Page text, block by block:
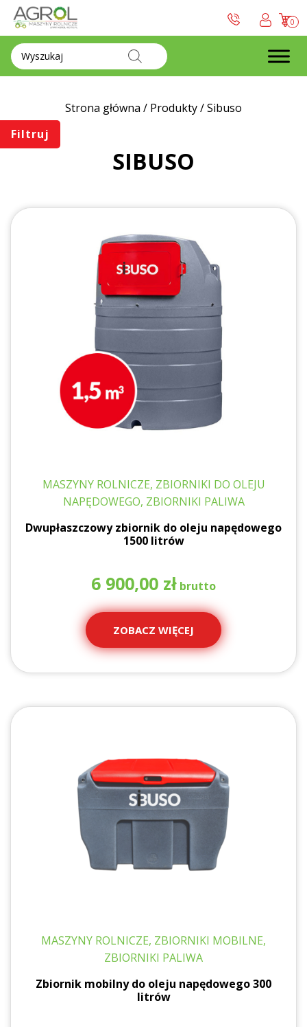
0
Wyszukiwarka
produktów
Filtruj
Strona główna / Produkty/Sibuso
SIBUSO
MASZYNY ROLNICZE, ZBIORNIKI DO OLEJU
NAPĘDOWEGO, ZBIORNIKI PALIWA
Dwupłaszczowy zbiornik do oleju napędowego
1500 litrów
6 900,00 zł
ZOBACZ WIĘCEJ
MASZYNY ROLNICZE, ZBIORNIKI MOBILNE,
ZBIORNIKI PALIWA
Zbiornik mobilny do oleju napędowego 300
litrów